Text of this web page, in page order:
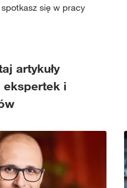
spotkasz się w pracy
artykuły
ekspertek i